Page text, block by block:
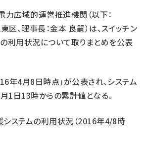
力広域的運営推進機関（以下：
区、理事長：金本 良嗣）は、スイッチン
の利用状況について取りまとめを公表
年4月8日時点」が公表され、システム
1日13時からの累計値となる。
システムの利用状況（2016年4/8時